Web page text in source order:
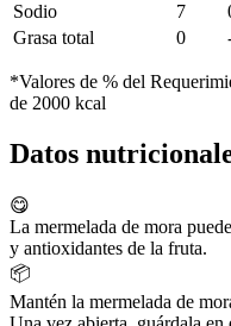
Sodio
7
Grasa total
0
*Valores de % del
de 2000 kcal
Datos
😋
La mermelada de mora
y antioxidantes de la fruta.
📦
Mantén la mermelada de